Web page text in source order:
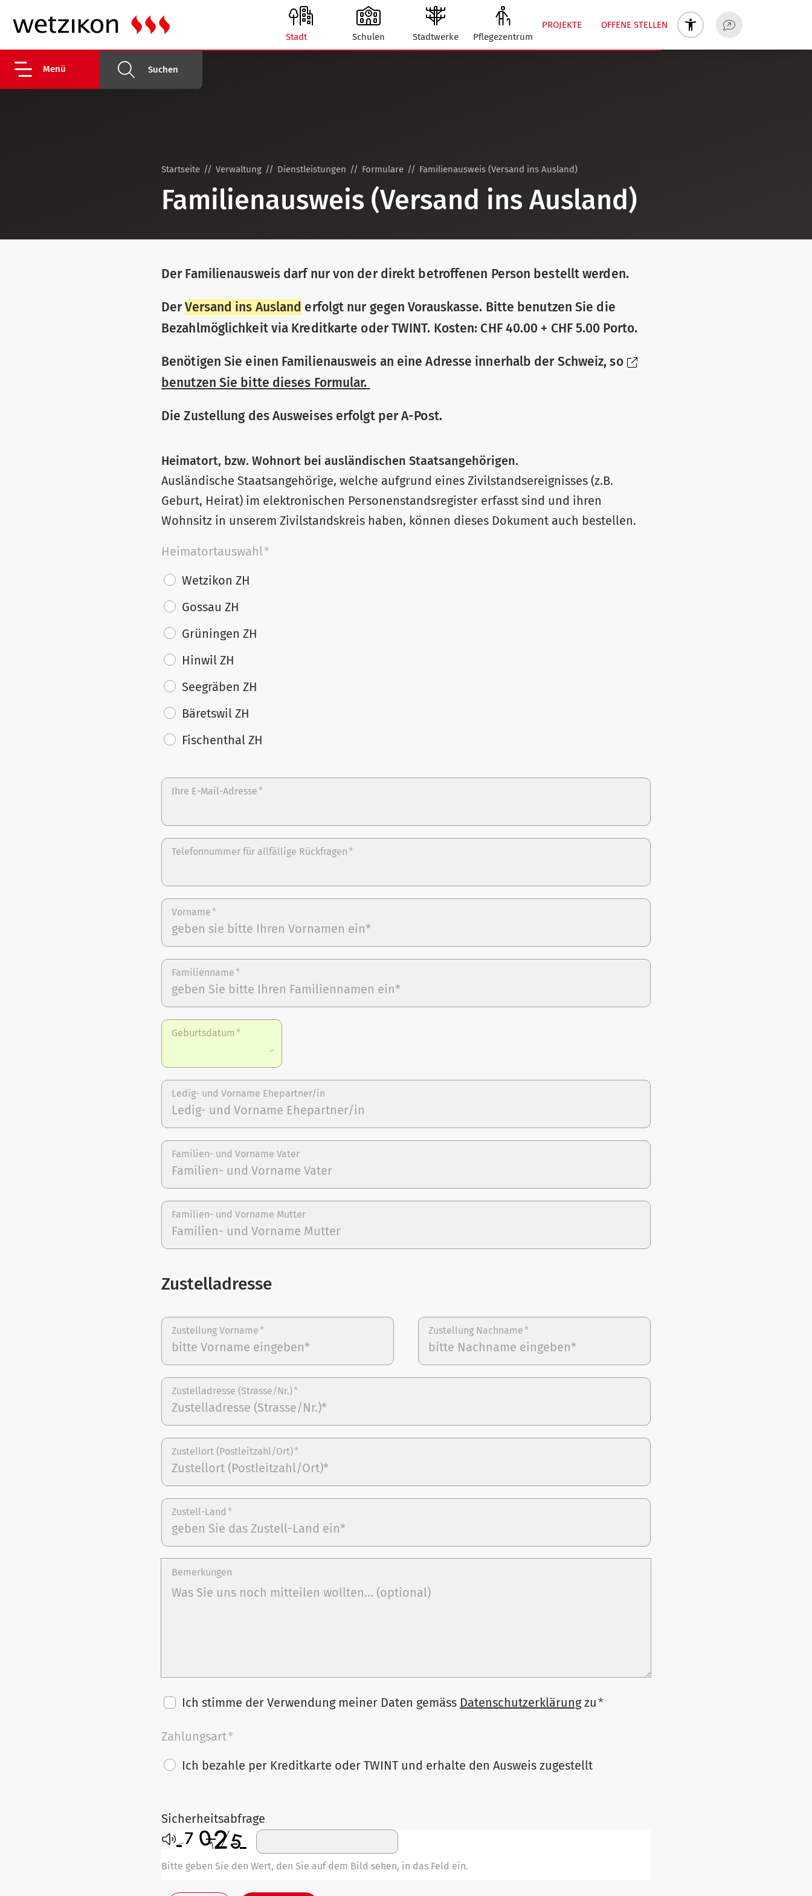
Menü Suchen
PROJEKTE
OFFENE STELLEN
Stadt
Schulen Stadtwerke Pflegezentrum
Startseite Verwaltung Dienstleistungen Formulare Familienausweis (Versand ins Ausland)
Familienausweis (Versand ins Ausland)
Der Familienausweis darf nur von der direkt betroffenen Person bestellt werden.
DerVersand ins Ausland erfolgt nur gegen Vorauskasse. Bitte benutzen Sie die
Bezahlmöglichkeit via Kreditkarte oder TWINT. Kosten: CHF 40.00 + CHF 5.00 Porto.
Benötigen Sie einen Familienausweis an eine Adresse innerhalb der Schweiz, so
benutzen Sie bitte dieses Formular.
Die Zustellung des Ausweises erfolgt per A-Post.
Heimatort, bzw. Wohnort bei ausländischen Staatsangehörigen.
Ausländische Staatsangehörige, welche aufgrund eines Zivilstandsereignisses (z.B.
Geburt, Heirat) im elektronischen Personenstandsregister erfasst sind und ihren
Wohnsitz in unserem Zivilstandskreis haben, können dieses Dokument auch bestellen.
Heimatortauswahl*
Wetzikon ZH
Gossau ZH
Grüningen ZH
Hinwil ZH
Seegräben ZH
Bäretswil ZH
Fischenthal ZH
Ihre E-Mail-Adresse*
Telefonnummer für allfällige Rückfragen*
Vorname*
Familienname*
Geburtsdatum *
Ledig- und Vorname Ehepartner/in
Familien- und Vorname Vater
Familien- und Vorname Mutter
Zustelladresse
Zustellung Vorname* Zustellung Nachname*
Zustelladresse (Strasse/Nr.)*
Zustellort (Postleitzahl/Ort)*
Zustell-Land *
Bemerkungen
Ich stimme der Verwendung meiner Daten gemäss Datenschutzerklärungzu*
Zahlungsart*
Ich bezahle per Kreditkarte oder TWINT und erhalte den Ausweis zugestellt
Sicherheitsabfrage
Bitte geben Sie den Wert, den Sie auf dem Bild sehen, in das Feld ein.